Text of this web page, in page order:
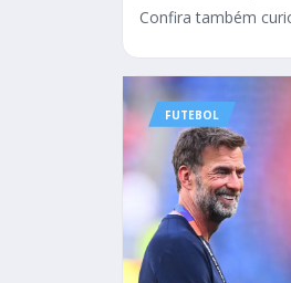
Confira também
FUTEBOL